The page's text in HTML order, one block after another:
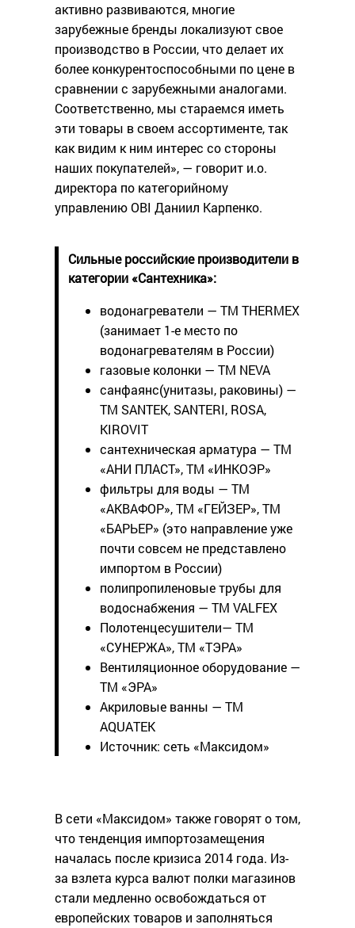
активно развиваются, многие
зарубежные бренды локализуют свое
производство в России, что делает их
более конкурентоспособными по цене в
сравнении с зарубежными аналогами.
Соответственно, мы стараемся иметь
эти товары в своем ассортименте, так
как видим к ним интерес со стороны
наших покупателей», — говорит и.о.
директора по категорийному
управлению OBI Даниил Карпенко.
Сильные российские производители в
категории «Сантехника»:
водонагреватели — ТМ THERMEX
(занимает 1-е место по
водонагревателям в России)
газовые колонки — ТМ NEVA
санфаянс(унитазы, раковины) —
ТМ SANTEK, SANTERI, ROSA,
KIROVIT
сантехническая арматура — ТМ
«АНИ ПЛАСТ», ТМ «ИНКОЭР»
фильтры для воды — ТМ
«АКВАФОР», ТМ «ГЕЙЗЕР», ТМ
«БАРЬЕР» (это направление уже
почти совсем не представлено
импортом в России)
полипропиленовые трубы для
водоснабжения — ТМ VALFEX
Полотенцесушители— ТМ
«СУНЕРЖА», ТМ «ТЭРА»
Вентиляционное оборудование —
ТМ «ЭРА»
Акриловые ванны — ТМ
AQUATEK
Источник: сеть «Максидом»
В сети «Максидом» также говорят о том,
что тенденция импортозамещения
началась после кризиса 2014 года. Из-
за взлета курса валют полки магазинов
стали медленно освобождаться от
европейских товаров и заполняться